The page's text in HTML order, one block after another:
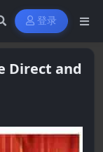
登录
Direct and